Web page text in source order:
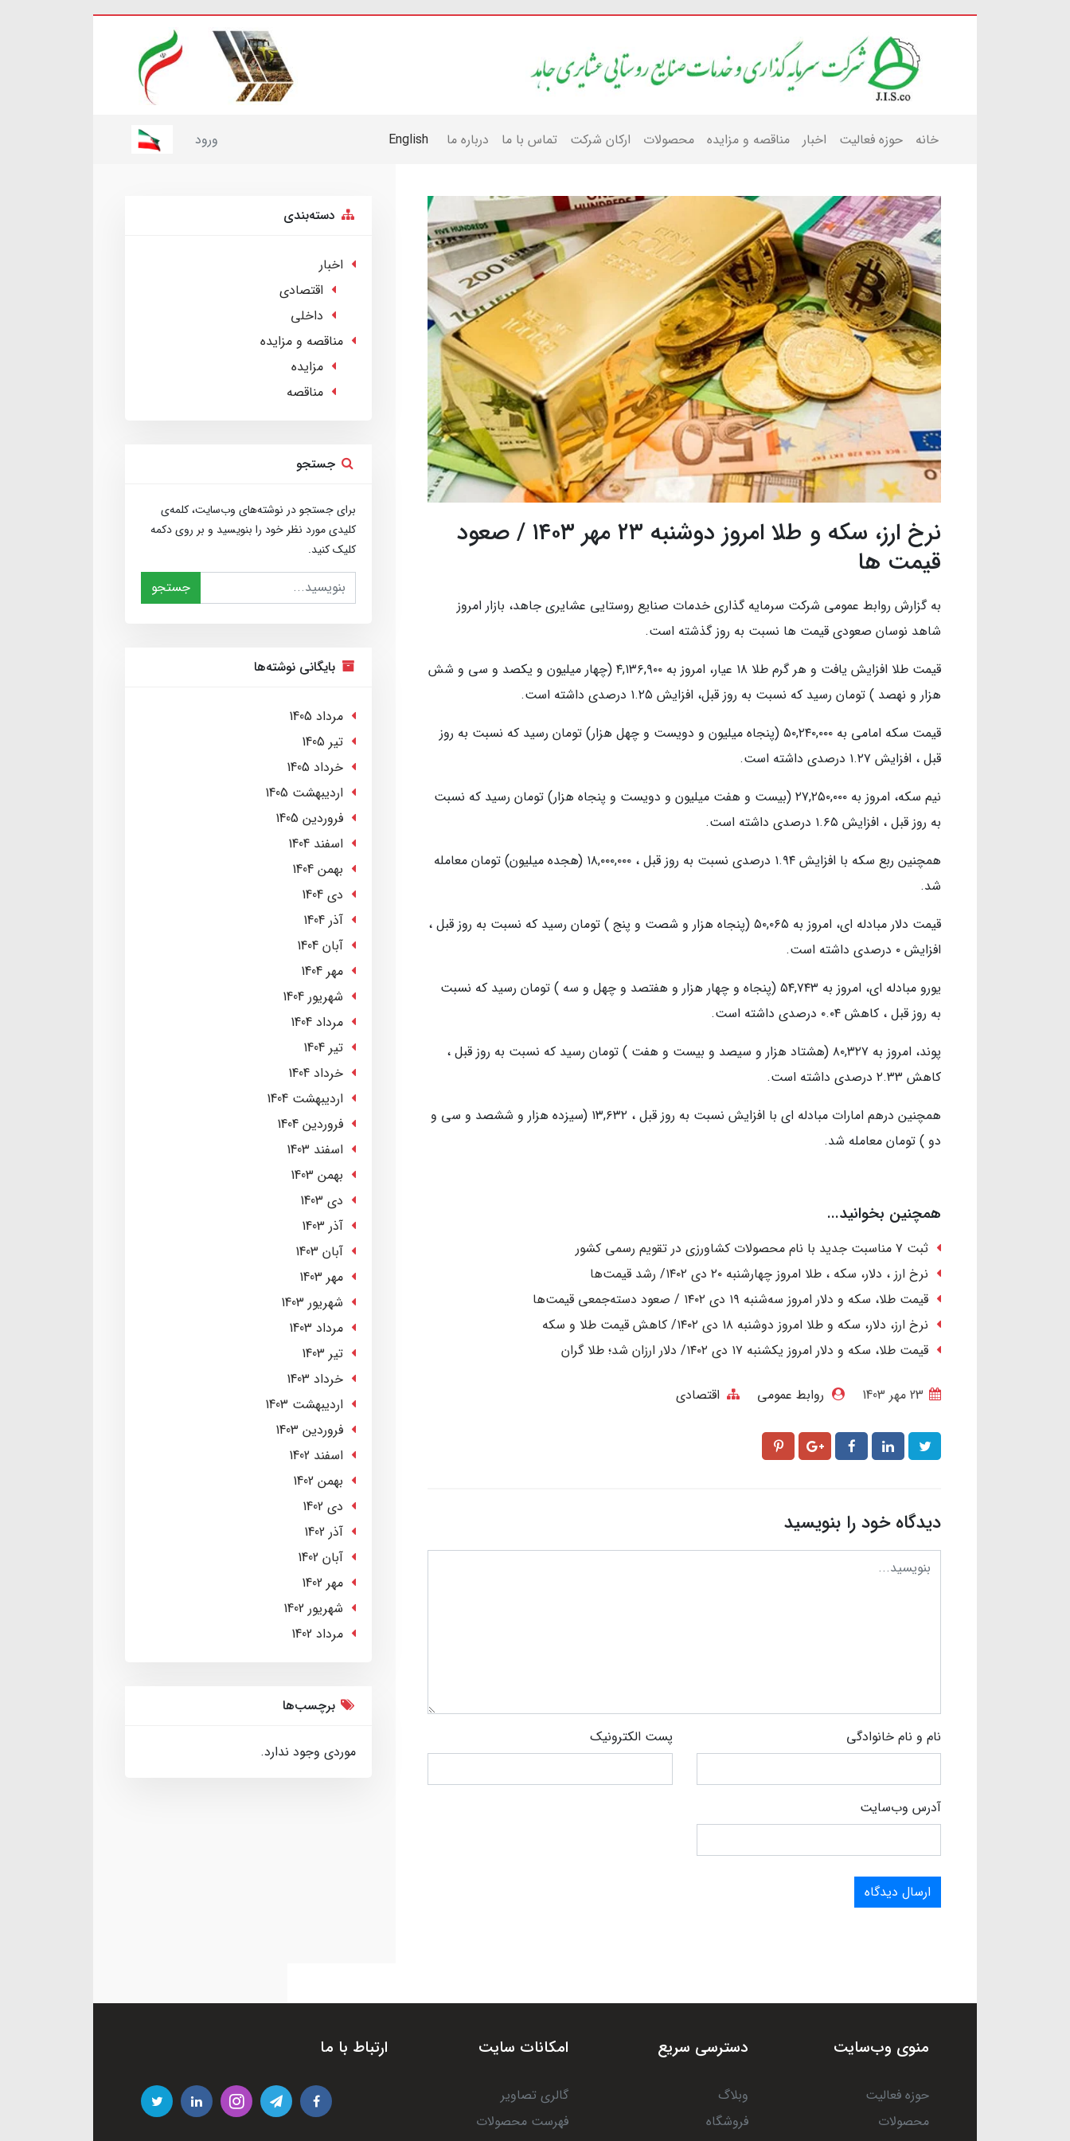
خانه حوزه فعالیت اخبار مناقصه و مزایده محصولات ارکان شرکت تماس با ما درباره ما English ورود
نرخ ارز، سکه و طلا امروز دوشنبه ۲۳ مهر ۱۴۰۳ / صعود
قیمت ها
به گزارش روابط عمومی شرکت سرمایه گذاری خدمات صنایع روستایی عشایری جاهد، بازار امروز
شاهد نوسان صعودی قیمت ها نسبت به روز گذشته است.
قیمت طلا افزایش یافت و هر گرم طلا ۱۸ عیار، امروز به ۴,۱۳۶,۹۰۰ (چهار میلیون و یکصد و سی و شش
هزار و نهصد ) تومان رسید که نسبت به روز قبل، افزایش ۱.۲۵ درصدی داشته است.
قیمت سکه امامی به ۵۰,۲۴۰,۰۰۰ (پنجاه میلیون و دویست و چهل هزار) تومان رسید که نسبت به روز
قبل ، افزایش ۱.۲۷ درصدی داشته است.
نیم سکه، امروز به ۲۷,۲۵۰,۰۰۰ (بیست و هفت میلیون و دویست و پنجاه هزار) تومان رسید که نسبت
به روز قبل ، افزایش ۱.۶۵ درصدی داشته است.
همچنین ربع سکه با افزایش ۱.۹۴ درصدی نسبت به روز قبل ، ۱۸,۰۰۰,۰۰۰ (هجده میلیون) تومان معامله
شد.
قیمت دلار مبادله ای، امروز به ۵۰,۰۶۵ (پنجاه هزار و شصت و پنج ) تومان رسید که نسبت به روز قبل ،
افزایش ۰ درصدی داشته است.
یورو مبادله ای، امروز به ۵۴,۷۴۳ (پنجاه و چهار هزار و هفتصد و چهل و سه ) تومان رسید که نسبت
به روز قبل ، کاهش ۰.۰۴ درصدی داشته است.
پوند، امروز به ۸۰,۳۲۷ (هشتاد هزار و سیصد و بیست و هفت ) تومان رسید که نسبت به روز قبل ،
کاهش ۲.۳۳ درصدی داشته است.
همچنین درهم امارات مبادله ای با افزایش نسبت به روز قبل ، ۱۳,۶۳۲ (سیزده هزار و ششصد و سی و
دو ) تومان معامله شد.
همچنین بخوانید...
ثبت ۷ مناسبت جدید با نام محصولات کشاورزی در تقویم رسمی کشور
نرخ ارز ، دلار، سکه ، طلا امروز چهارشنبه ۲۰ دی ۱۴۰۲/ رشد قیمت‌ها
قیمت طلا، سکه و دلار امروز سه‌شنبه ۱۹ دی ۱۴۰۲ / صعود دسته‌جمعی قیمت‌ها
نرخ ارز، دلار، سکه و طلا امروز دوشنبه ۱۸ دی ۱۴۰۲/ کاهش قیمت طلا و سکه
قیمت طلا، سکه و دلار امروز یکشنبه ۱۷ دی ۱۴۰۲/ دلار ارزان شد؛ طلا گران
روابط عمومی اقتصادی
دیدگاه خود را بنویسید
نام و نام خانوادگی پست الکترونیک
آدرس وب‌سایت
ارسال دیدگاه
دسته‌بندی
اخبار
اقتصادی
داخلی
مناقصه و مزایده
مزایده
مناقصه
جستجو
برای جستجو در نوشته‌های وب‌سایت، کلمه‌ی
کلیدی مورد نظر خود را بنویسید و بر روی دکمه
کلیک کنید.
جستجو
بایگانی نوشته‌ها
مرداد 1405
تير 1405
خرداد 1405
ارديبهشت 1405
فروردین 1405
اسفند 1404
بهمن 1404
دی 1404
آذر 1404
آبان 1404
مهر 1404
شهریور 1404
مرداد 1404
تير 1404
خرداد 1404
ارديبهشت 1404
فروردین 1404
اسفند 1403
بهمن 1403
دی 1403
آذر 1403
آبان 1403
مهر 1403
شهریور 1403
مرداد 1403
تير 1403
خرداد 1403
ارديبهشت 1403
فروردین 1403
اسفند 1402
بهمن 1402
دی 1402
آذر 1402
آبان 1402
مهر 1402
شهریور 1402
مرداد 1402
برچسب‌ها
موردی وجود ندارد.
منوی وب‌سایت
حوزه فعالیت
محصولات
دسترسی سریع
وبلاگ
فروشگاه
امکانات سایت
گالری تصاویر
فهرست محصولات
ارتباط با ما